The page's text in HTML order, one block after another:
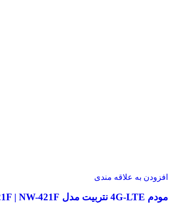
افزودن به علاقه مندی
مودم 4G-LTE نتربیت مدل Neterbit NW-421F | NW-421F